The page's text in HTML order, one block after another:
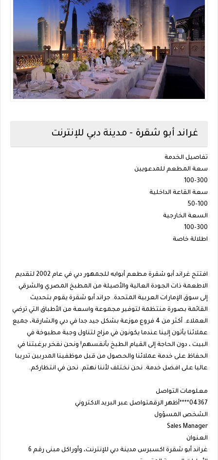
غراند أبو شقرة - مدينة دبي للإنترنت
تفاصيل الخدمة
سعة المطعم للمدعويين
100-300
سعة القاعة الداخلية
50-100
السعة الخارجية
100-300
اطلالة خاصة
افتتح غراند أبو شقرة مطعم أبوابه للجمهور دبي في عام 2002 لتقديم
الاطعمة ذات الجودة العالية والأصيلة من المطبخ المصري والشرقي
إلى سوق الإمارات العربية المتحدة. جراند أبو شقرة يقوم بتحديث
القائمة بصورة منتظمة لتوفير مجموعة واسعة من الأطباق التي ترضي
العملاء. أكثر من 4 فروع موزعة بشكل جيد جدا في دبي والشارقة، جميع
عملائنا يأتون إلينا عندما يكونون في مزاج لتناول وجبة مطبوخة في
البيت ، دون الحاجة إلى القيام الطبخ بأنفسهم! ونحن نفخر برغبتنا في
الحفاظ على خدمة عملائنا والحصول من قبل موظفينا المدربين تدريبا
عاليا على افضل خدمة. نحن نختلف لأننا نهتم. نحن في انتظاركم.
معلومات التواصل
04367****أظهر الرقمتواصل عبر البريد الاكتروني
الشخص المسؤول
Sales Manager
العنوان
غراند أبو شقرة اكسبرس مدينة دبي للإنترنت، وأوراكل مبنى رقم 6